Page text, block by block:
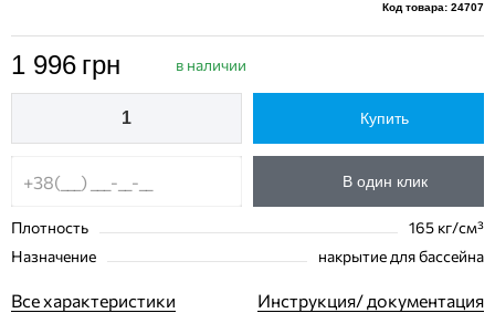
Код товара: 24707
1 996 грн в наличии
Купить
В один клик
Плотность
165 кг/см³
Назначение
накрытие для бассейна
Все характеристики Инструкция/ документация